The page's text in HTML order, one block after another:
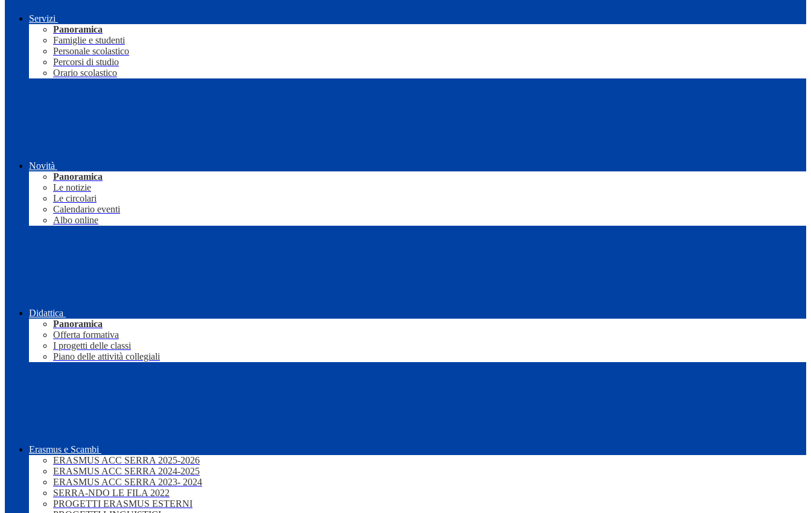
Servizi
Panoramica
Famiglie e studenti
Personale scolastico
Percorsi di studio
Orario scolastico
Novità
Panoramica
Le notizie
Le circolari
Calendario eventi
Albo online
Didattica
Panoramica
Offerta formativa
I progetti delle classi
Piano delle attività collegiali
Erasmus e Scambi
ERASMUS ACC SERRA 2025-2026
ERASMUS ACC SERRA 2024-2025
ERASMUS ACC SERRA 2023- 2024
SERRA-NDO LE FILA 2022
PROGETTI ERASMUS ESTERNI